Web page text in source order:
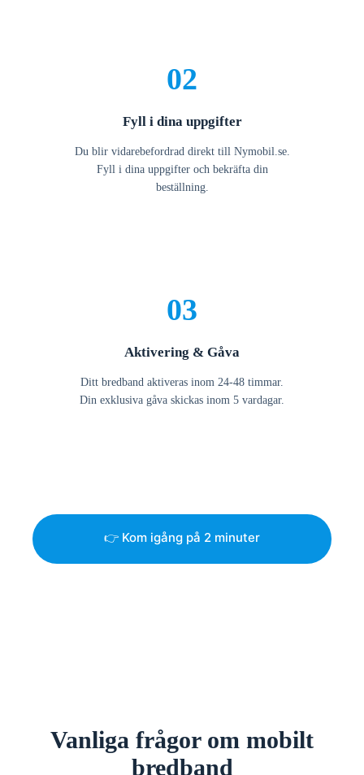
02
Fyll i dina uppgifter
Du blir vidarebefordrad direkt till Nymobil.se.
Fyll i dina uppgifter och bekräfta din
beställning.
03
Aktivering & Gåva
Ditt bredband aktiveras inom 24-48 timmar.
Din exklusiva gåva skickas inom 5 vardagar.
👉 Kom igång på 2 minuter
Vanliga frågor om mobilt
bredband